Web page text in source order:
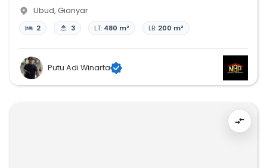
Ubud, Gianyar
2 3 LT: 480 m² LB: 200 m²
Putu Adi Winarta